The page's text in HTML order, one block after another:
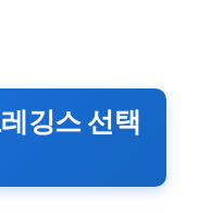
깅스 선택